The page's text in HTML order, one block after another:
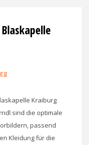
Kraiburg
sind die optimale
passend
Kleidung für die